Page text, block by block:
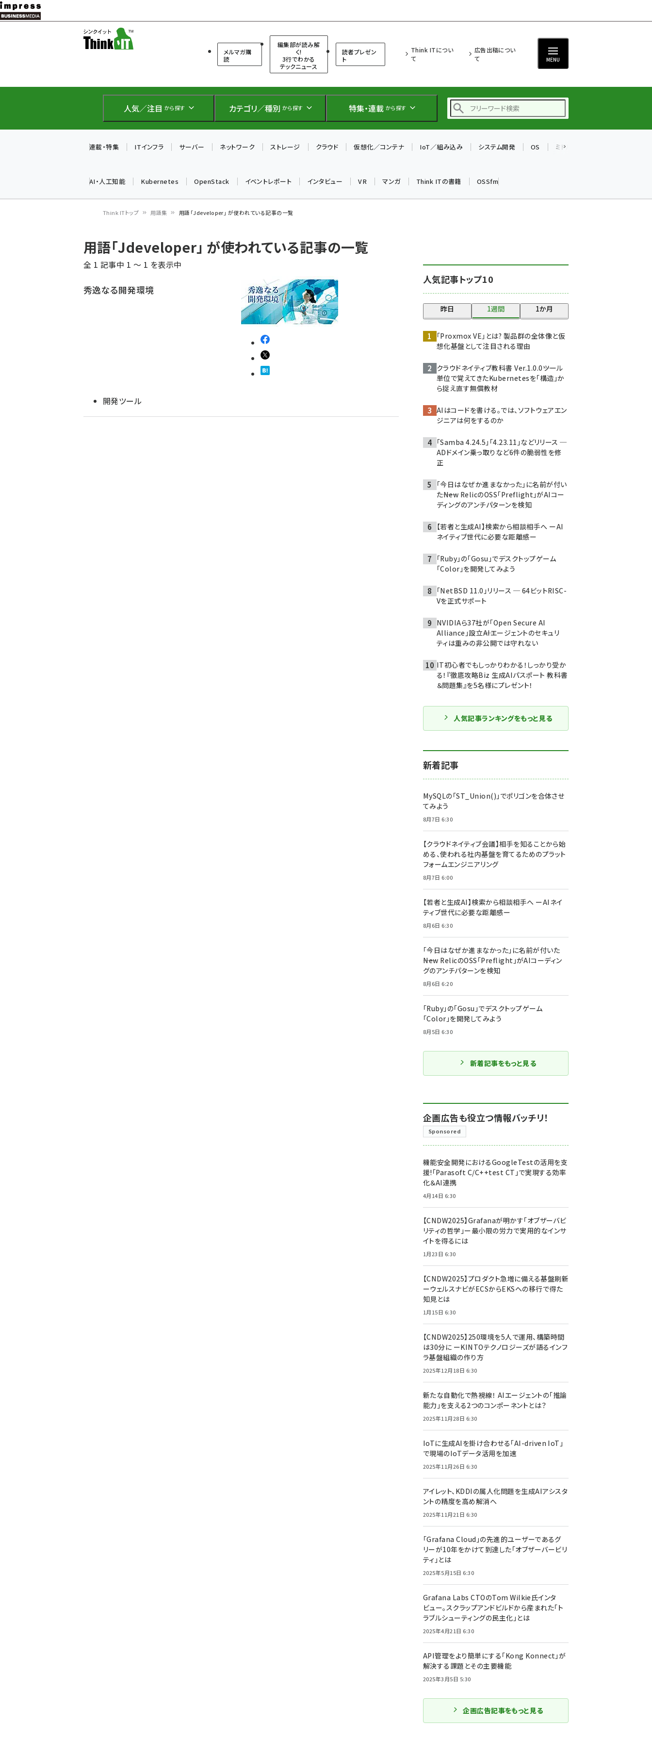
メ
イ
テ
に
メルマガ購
読
編集部が読み解
く!
3行でわかる
テックニュース
読者プレゼン
ト
Think ITについ
て
広告出稿につい
て
MENU
人気／注目 から探す カテゴリ／種別 から探す 特集・連載 から探す
仲間と築いた勝利の絆～
drupal (1966)
genai (1494)
abc123 (1371)
連載・特集 ITインフラ サーバー ネットワーク ストレージ クラウド 仮想化／コンテナ IoT／組み込み システム開発 OS ミドルウェア
AI・人工知能 Kubernetes OpenStack イベントレポート インタビュー VR マンガ Think ITの書籍 OSSfm
ン
く
ず
Think ITトップ 用語集 用語「Jdeveloper」 が使われている記事の一覧
用語「Jdeveloper」 が使われている記事の一覧
全 1 記事中 1 ～ 1 を表示中
秀逸なる開発環境
開発ツール
人気記事トップ10
昨日 1週間 1か月
「Proxmox VE」とは? 製品群の全体像と仮
想化基盤として注目される理由
クラウドネイティブ教科書 Ver.1.0.0――ツール
単位で覚えてきたKubernetesを「構造」か
ら捉え直す無償教材
AIはコードを書ける。では、ソフトウェアエン
ジニアは何をするのか
「Samba 4.24.5」「4.23.11」などリリース ─
ADドメイン乗っ取りなど6件の脆弱性を修
正
「今日はなぜか進まなかった」に名前が付い
た――New RelicのOSS「Preflight」がAIコー
ディングのアンチパターンを検知
【若者と生成AI】検索から相談相手へ ーAI
ネイティブ世代に必要な距離感ー
「Ruby」の「Gosu」でデスクトップゲーム
「Color」を開発してみよう
「NetBSD 11.0」リリース ─ 64ビットRISC-
Vを正式サポート
NVIDIAら37社が「Open Secure AI
Alliance」設立――AIエージェントのセキュリ
ティは重みの非公開では守れない
IT初心者でもしっかりわかる！しっかり受か
る！『徹底攻略Biz 生成AIパスポート 教科書
＆問題集』を5名様にプレゼント！
人気記事ランキングをもっと見る
新着記事
MySQLの「ST_Union()」でポリゴンを合体させ
てみよう
8月7日 6:30
【クラウドネイティブ会議】相手を知ることから始
める、使われる社内基盤を育てるためのプラット
フォームエンジニアリング
8月7日 6:00
【若者と生成AI】検索から相談相手へ ーAIネイ
ティブ世代に必要な距離感ー
8月6日 6:30
「今日はなぜか進まなかった」に名前が付いた
――New RelicのOSS「Preflight」がAIコーディン
グのアンチパターンを検知
8月6日 6:20
「Ruby」の「Gosu」でデスクトップゲーム
「Color」を開発してみよう
8月5日 6:30
新着記事をもっと見る
企画広告も役立つ情報バッチリ！
Sponsored
機能安全開発におけるGoogleTestの活用を支
援!「Parasoft C/C++test CT」で実現する効率
化＆AI連携
4月14日 6:30
【CNDW2025】Grafanaが明かす「オブザーバビ
リティの哲学」ー最小限の労力で実用的なインサ
イトを得るには
1月23日 6:30
【CNDW2025】プロダクト急増に備える基盤刷新
ーウェルスナビがECSからEKSへの移行で得た
知見とは
1月15日 6:30
【CNDW2025】250環境を5人で運用、構築時間
は30分に ーKINTOテクノロジーズが語るインフ
ラ基盤組織の作り方
2025年12月18日 6:30
新たな自動化で熱視線！ AIエージェントの「推論
能力」を支える2つのコンポーネントとは？
2025年11月28日 6:30
IoTに生成AIを掛け合わせる「AI-driven IoT」
で現場のIoTデータ活用を加速
2025年11月26日 6:30
アイレット、KDDIの属人化問題を生成AIアシスタ
ントの精度を高め解消へ
2025年11月21日 6:30
「Grafana Cloud」の先進的ユーザーであるグ
リーが10年をかけて到達した「オブザーバービリ
ティ」とは
2025年5月15日 6:30
Grafana Labs CTOのTom Wilkie氏インタ
ビュー。スクラップアンドビルドから産まれた「ト
ラブルシューティングの民主化」とは
2025年4月21日 6:30
API管理をより簡単にする「Kong Konnect」が
解決する課題とその主要機能
2025年3月5日 5:30
企画広告記事をもっと見る